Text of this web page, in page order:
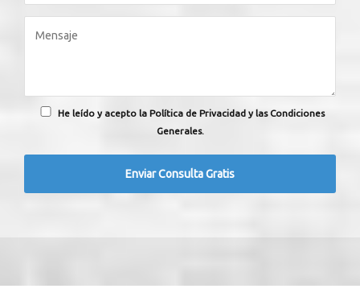
He leído y acepto la Política de Privacidad y las Condiciones
Generales.